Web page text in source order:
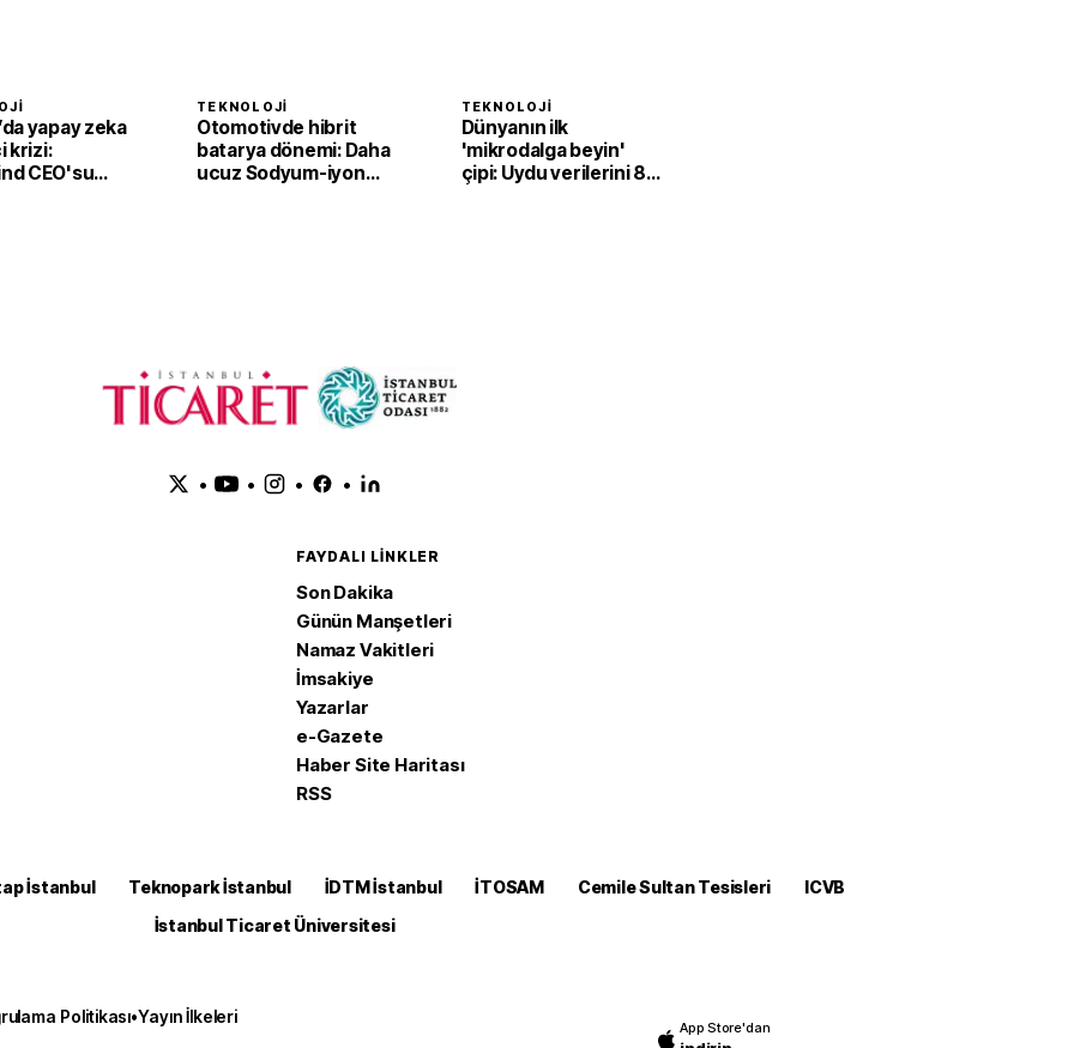
yapay zeka
krizi:
CEO'su
TEKNOLOJI
Otomotivde hibrit
batarya dönemi: Daha
ucuz Sodyum-iyon
TEKNOLOJI
Dünyanın ilk
'mikrodalga beyin'
çipi: Uydu verilerini 8
• • • •
FAYDALI LINKLER
Son Dakika
Günün Manşetleri
Namaz Vakitleri
İmsakiye
Yazarlar
e-Gazete
Haber Site Haritası
RSS
İstanbul Teknopark İstanbul İDTM İstanbul İTOSAM Cemile Sultan Tesisleri
ICVB
İstanbul Ticaret Üniversitesi
Politikası•Yayın İlkeleri
App Store'dan